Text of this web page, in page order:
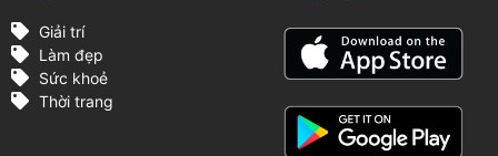
Giải trí
Làm đẹp
Sức khoẻ
Thời trang